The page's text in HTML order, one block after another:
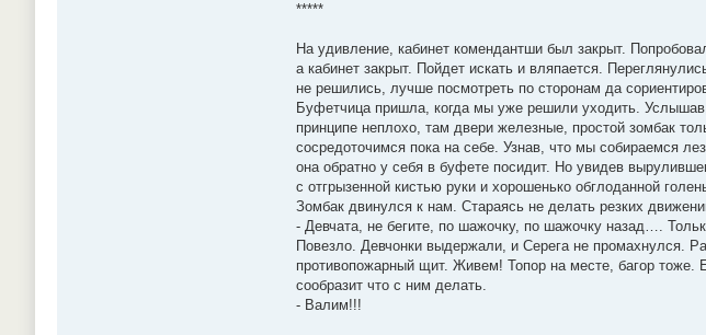
*****
На удивление, кабинет комендантши был закрыт.
а кабинет закрыт. Пойдет искать и вляпается.
не решились, лучше посмотреть по сторонам да
Буфетчица пришла, когда мы уже решили уходить.
принципе неплохо, там двери железные, простой зомбак
сосредоточимся пока на себе. Узнав, что мы собираемся
она обратно у себя в буфете посидит. Но увидев
с отгрызенной кистью руки и хорошенько обглоданной
Зомбак двинулся к нам. Стараясь не делать резких
- Девчата, не бегите, по шажочку, по шажочку назад….
Повезло. Девчонки выдержали, и Серега не промахнулся.
противопожарный щит. Живем! Топор на месте, багор тоже.
сообразит что с ним делать.
- Валим!!!